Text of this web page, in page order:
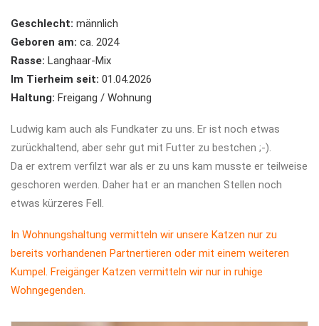
Geschlecht: männlich
Geboren am: ca. 2024
Rasse: Langhaar-Mix
Im Tierheim seit: 01.04.2026
Haltung: Freigang / Wohnung
Ludwig kam auch als Fundkater zu uns. Er ist noch etwas
zurückhaltend, aber sehr gut mit Futter zu bestchen ;-).
Da er extrem verfilzt war als er zu uns kam musste er teilweise
geschoren werden. Daher hat er an manchen Stellen noch
etwas kürzeres Fell.
In Wohnungshaltung vermitteln wir unsere Katzen nur zu
bereits vorhandenen Partnertieren oder mit einem weiteren
Kumpel. Freigänger Katzen vermitteln wir nur in ruhige
Wohngegenden.